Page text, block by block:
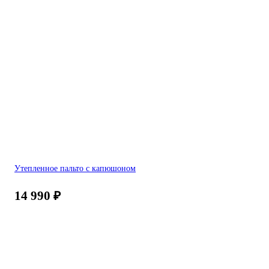
Утепленное пальто с капюшоном
14 990 ₽